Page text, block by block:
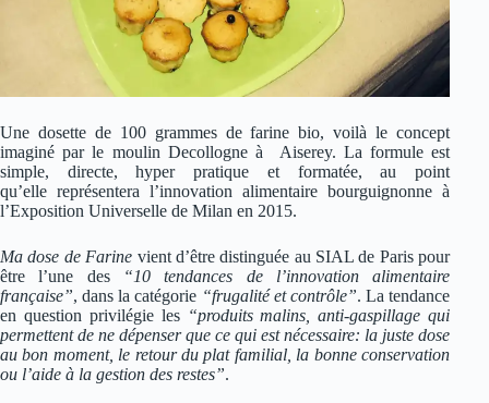
Une dosette de 100 grammes de farine bio, voilà le concept
imaginé par le moulin Decollogne à Aiserey. La formule est
simple, directe, hyper pratique et formatée, au point
qu’elle représentera l’innovation alimentaire bourguignonne à
l’Exposition Universelle de Milan en 2015.
Ma dose de Farine vient d’être distinguée au SIAL de Paris pour
être l’une des
“10 tendances de l’innovation alimentaire
française”, dans la catégorie “frugalité et contrôle”. La tendance
en question privilégie les“produits malins, anti-gaspillage qui
permettent de ne dépenser que ce qui est nécessaire: la juste dose
au bon moment, le retour du plat familial, la bonne conservation
ou l’aide à la gestion des restes”.